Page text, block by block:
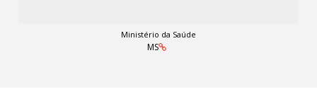
Ministério da Saúde
MS